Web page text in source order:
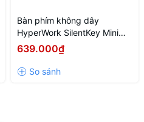
Bàn phím không dây
HyperWork SilentKey Mini
TS01M - Trắng
639.000₫